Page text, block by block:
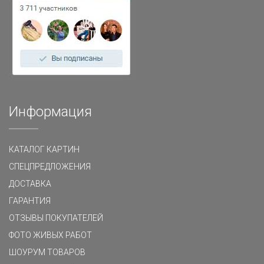
Информация
КАТАЛОГ КАРТИН
СПЕЦПРЕДЛОЖЕНИЯ
ДОСТАВКА
ГАРАНТИЯ
ОТЗЫВЫ ПОКУПАТЕЛЕЙ
ФОТО ЖИВЫХ РАБОТ
ШОУРУМ ТОВАРОВ